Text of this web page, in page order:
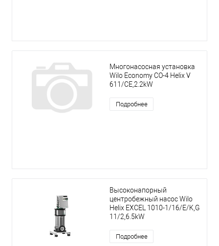
Многонасосная установка
Wilo Economy CO-4 Helix V
611/CE,2.2kW
Подробнее
Высоконапорный
центробежный насос Wilo
Helix EXCEL 1010-1/16/E/K,G
11/2,6.5kW
Подробнее